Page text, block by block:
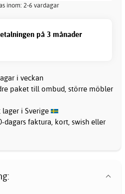
inom: 2-6 vardagar
på 3 månader
i veckan
paket till ombud, större möbler
i Sverige
dagars faktura, kort, swish eller